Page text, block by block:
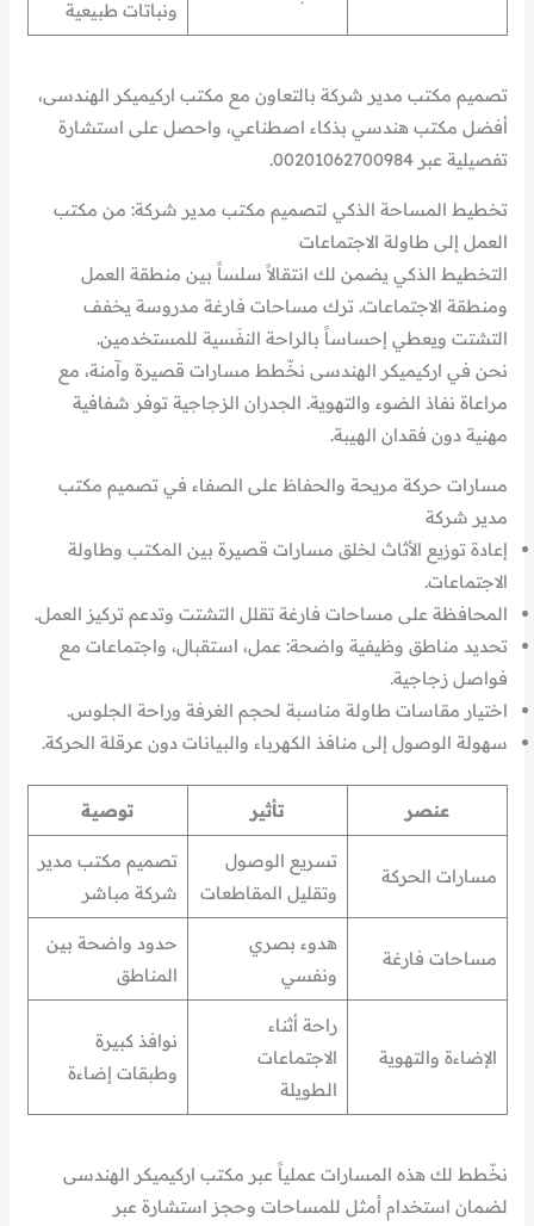
ونباتات طبيعية
تصميم مكتب مدير شركة بالتعاون مع مكتب اركيميكر الهندسى،
أفضل مكتب هندسي بذكاء اصطناعي، واحصل على استشارة
تفصيلية عبر 00201062700984.
تخطيط المساحة الذكي لتصميم مكتب مدير شركة: من مكتب
العمل إلى طاولة الاجتماعات
التخطيط الذكي يضمن لك انتقالاً سلساً بين منطقة العمل
ومنطقة الاجتماعات. ترك مساحات فارغة مدروسة يخفف
التشتت ويعطي إحساساً بالراحة النفَسية للمستخدمين.
نحن في اركيميكر الهندسى نخّطط مسارات قصيرة وآمنة، مع
مراعاة نفاذ الضوء والتهوية. الجدران الزجاجية توفر شفافية
مهنية دون فقدان الهيبة.
مسارات حركة مريحة والحفاظ على الصفاء في تصميم مكتب
مدير شركة
إعادة توزيع الأثاث لخلق مسارات قصيرة بين المكتب وطاولة
الاجتماعات.
المحافظة على مساحات فارغة تقلل التشتت وتدعم تركيز العمل.
تحديد مناطق وظيفية واضحة: عمل، استقبال، واجتماعات مع
فواصل زجاجية.
اختيار مقاسات طاولة مناسبة لحجم الغرفة وراحة الجلوس.
سهولة الوصول إلى منافذ الكهرباء والبيانات دون عرقلة الحركة.
عنصر تأثير توصية
مسارات الحركة
تسريع الوصول
وتقليل المقاطعات
تصميم مكتب مدير
شركة مباشر
مساحات فارغة
هدوء بصري
ونفسي
حدود واضحة بين
المناطق
الإضاءة والتهوية
راحة أثناء
الاجتماعات
الطويلة
نوافذ كبيرة
وطبقات إضاءة
نخّطط لك هذه المسارات عملياً عبر مكتب اركيميكر الهندسى
لضمان استخدام أمثل للمساحات وحجز استشارة عبر